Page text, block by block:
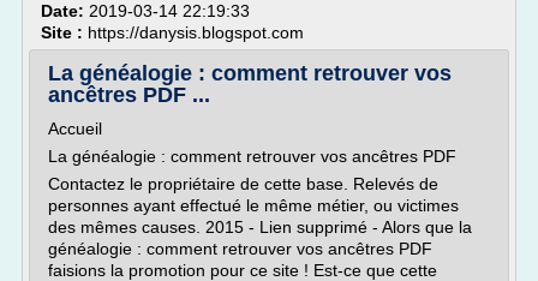
Date: 2019-03-14 22:19:33
Site : https://danysis.blogspot.com
La généalogie : comment retrouver vos
ancêtres PDF ...
Accueil
La généalogie : comment retrouver vos ancêtres PDF
Contactez le propriétaire de cette base. Relevés de
personnes ayant effectué le même métier, ou victimes
des mêmes causes. 2015 - Lien supprimé - Alors que la
généalogie : comment retrouver vos ancêtres PDF
faisions la promotion pour ce site ! Est-ce que cette